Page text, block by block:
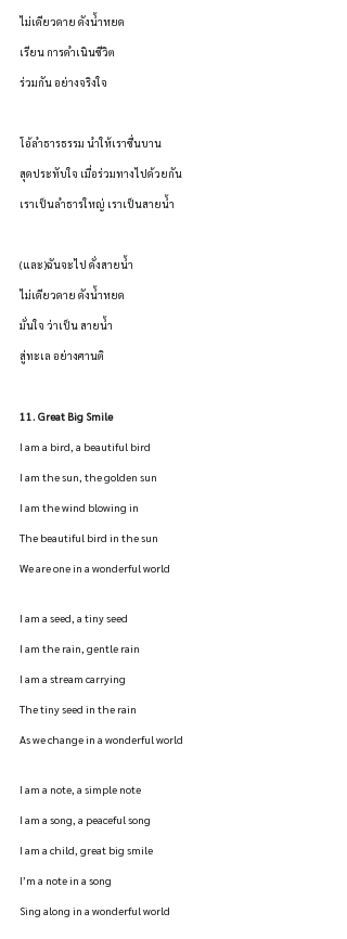
ไม่เดียวดาย ดังน้ำหยด
เรียน การดำเนินชีวิต
ร่วมกัน อย่างจริงใจ
โอ้ลำธารธรรม นำให้เราชื่นบาน
สุดประทับใจ เมื่อร่วมทางไปด้วยกัน
เราเป็นลำธารใหญ่ เราเป็นสายน้ำ
(และ)ฉันจะไป ดั่งสายน้ำ
ไม่เดียวดาย ดังน้ำหยด
มั่นใจ ว่าเป็น สายน้ำ
สู่ทะเล อย่างศานติ
11. Great Big Smile
I am a bird, a beautiful bird
I am the sun, the golden sun
I am the wind blowing in
The beautiful bird in the sun
We are one in a wonderful world
I am a seed, a tiny seed
I am the rain, gentle rain
I am a stream carrying
The tiny seed in the rain
As we change in a wonderful world
I am a note, a simple note
I am a song, a peaceful song
I am a child, great big smile
I’m a note in a song
Sing along in a wonderful world